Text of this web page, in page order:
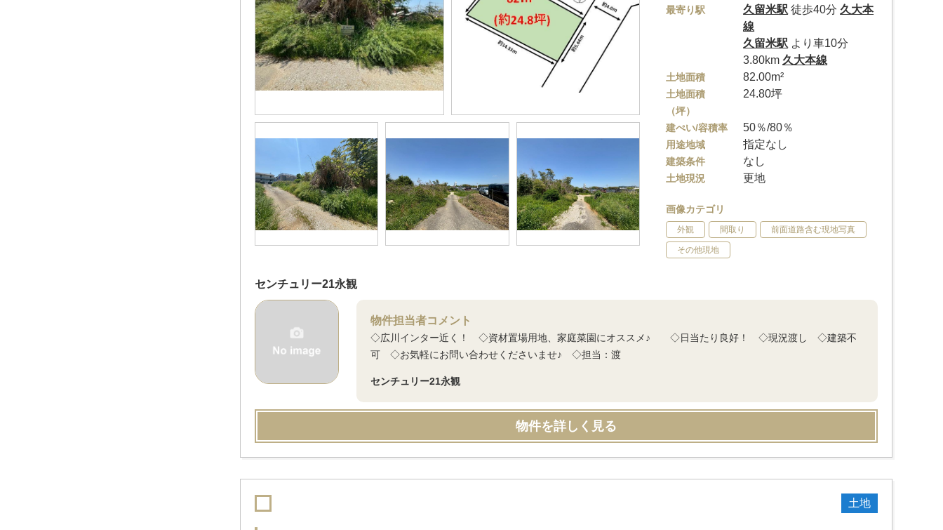
最寄り駅 久留米駅 徒歩40分久大本
線
久留米駅 より車10分
3.80km久大本線
土地面積 82.00m²
土地面積
（坪）
24.80坪
建ぺい/容積率 50％/80％
用途地域 指定なし
建築条件 なし
土地現況 更地
画像カテゴリ
外観 間取り 前面道路含む現地写真
その他現地
センチュリー21永観
物件担当者コメント
◇広川インター近く！ ◇資材置場用地、家庭菜園にオススメ♪ ◇日当たり良好！ ◇現況渡し ◇建築不
可 ◇お気軽にお問い合わせくださいませ♪ ◇担当：渡
センチュリー21永観
物件を詳しく見る
土地